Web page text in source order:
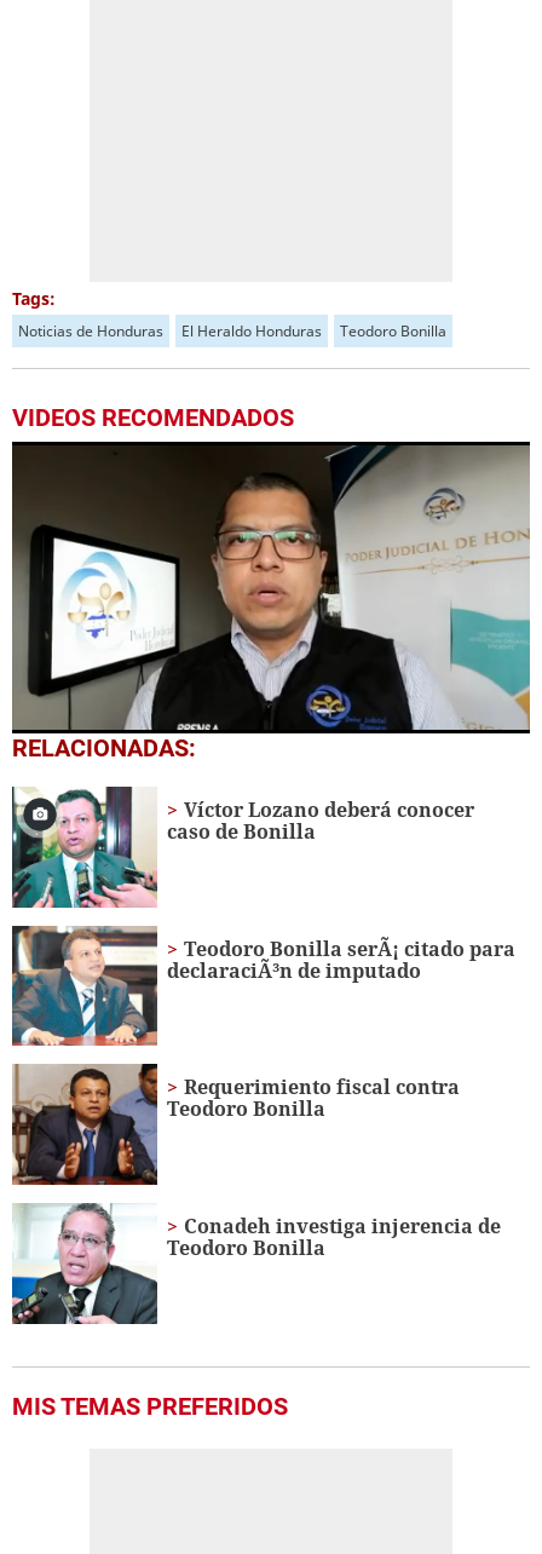
Tags:
Noticias de Honduras El Heraldo Honduras Teodoro Bonilla
VIDEOS RECOMENDADOS
0
seconds
2
minutes,
7
seconds
RELACIONADAS:
Víctor Lozano deberá conocer
caso de Bonilla
Teodoro Bonilla serÃ¡ citado para
declaraciÃ³n de imputado
Requerimiento fiscal contra
Teodoro Bonilla
Conadeh investiga injerencia de
Teodoro Bonilla
MIS TEMAS PREFERIDOS